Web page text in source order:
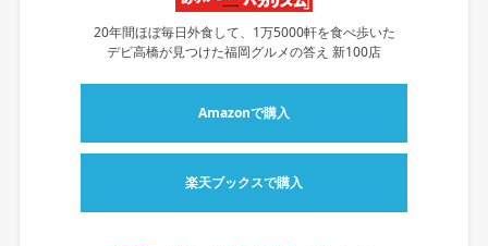
20年間ほぼ毎日外食して、1万5000軒を食べ歩いた
デビ高橋が見つけた福岡グルメの答え 新100店
Amazonで購入
楽天ブックスで購入